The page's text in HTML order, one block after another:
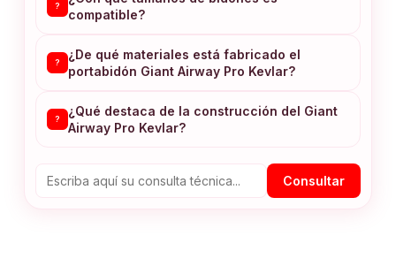
?
compatible?
?
¿De qué materiales está fabricado el
portabidón Giant Airway Pro Kevlar?
?
¿Qué destaca de la construcción del Giant
Airway Pro Kevlar?
Consultar